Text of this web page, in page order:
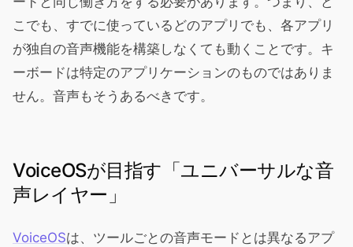
こでも、すでに使っているどのアプリでも、各アプリ
が独自の音声機能を構築しなくても動くことです。キ
ーボードは特定のアプリケーションのものではありま
せん。音声もそうあるべきです。
VoiceOSが目指す「ユニバーサルな音
声レイヤー」
VoiceOSは、ツールごとの音声モードとは異なるアプ